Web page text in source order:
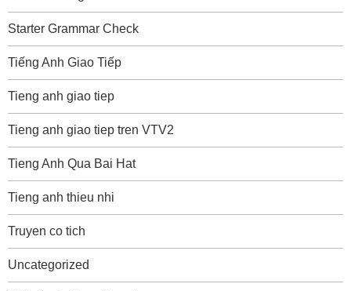
Starter Grammar Check
Tiếng Anh Giao Tiếp
Tieng anh giao tiep
Tieng anh giao tiep tren VTV2
Tieng Anh Qua Bai Hat
Tieng anh thieu nhi
Truyen co tich
Uncategorized